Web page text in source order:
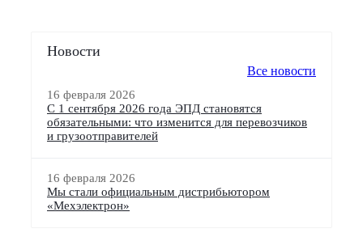
Новости
Все новости
16 февраля 2026
С 1 сентября 2026 года ЭПД становятся
обязательными: что изменится для перевозчиков
и грузоотправителей
16 февраля 2026
Мы стали официальным дистрибьютором
«Мехэлектрон»